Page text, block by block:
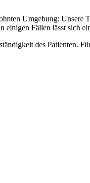
Umgebung:
Fällen lässt sich
des Patienten.